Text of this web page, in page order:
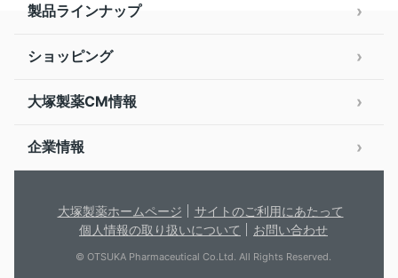
製品ラインナップ
ショッピング
大塚製薬CM情報
企業情報
大塚製薬ホームページ
サイトのご利用にあたって
個人情報の取り扱いについて
お問い合わせ
© OTSUKA Pharmaceutical Co.Ltd. All Rights Reserved.